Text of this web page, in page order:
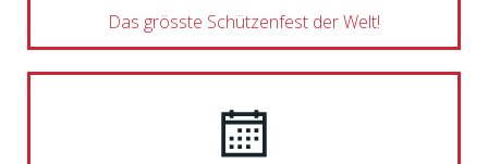
Das grösste Schützenfest der Welt!